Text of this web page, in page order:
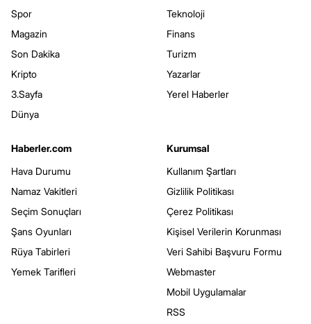
Spor
Magazin
Son Dakika
Kripto
3.Sayfa
Dünya
Teknoloji
Finans
Turizm
Yazarlar
Yerel Haberler
Haberler.com
Hava Durumu
Namaz Vakitleri
Seçim Sonuçları
Şans Oyunları
Rüya Tabirleri
Yemek Tarifleri
Kurumsal
Kullanım Şartları
Gizlilik Politikası
Çerez Politikası
Kişisel Verilerin Korunması
Veri Sahibi Başvuru Formu
Webmaster
Mobil Uygulamalar
RSS